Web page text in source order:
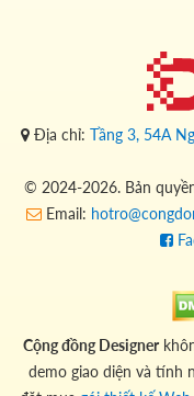
Địa chỉ: Tầng 3, 54A
© 2024-2026. Bản
Email:
Cộng đồng Designer
demo giao diện và tính